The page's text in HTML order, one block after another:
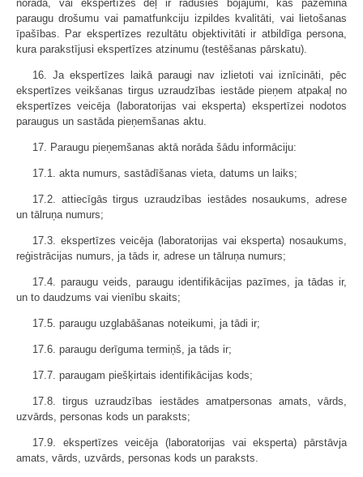
norāda, vai ekspertīzes dēļ ir radušies bojājumi, kas pazemina
paraugu drošumu vai pamatfunkciju izpildes kvalitāti, vai lietošanas
īpašības. Par ekspertīzes rezultātu objektivitāti ir atbildīga persona,
kura parakstījusi ekspertīzes atzinumu (testēšanas pārskatu).
16. Ja ekspertīzes laikā paraugi nav izlietoti vai iznīcināti, pēc
ekspertīzes veikšanas tirgus uzraudzības iestāde pieņem atpakaļ no
ekspertīzes veicēja (laboratorijas vai eksperta) ekspertīzei nodotos
paraugus un sastāda pieņemšanas aktu.
17. Paraugu pieņemšanas aktā norāda šādu informāciju:
17.1. akta numurs, sastādīšanas vieta, datums un laiks;
17.2. attiecīgās tirgus uzraudzības iestādes nosaukums, adrese
un tālruņa numurs;
17.3. ekspertīzes veicēja (laboratorijas vai eksperta) nosaukums,
reģistrācijas numurs, ja tāds ir, adrese un tālruņa numurs;
17.4. paraugu veids, paraugu identifikācijas pazīmes, ja tādas ir,
un to daudzums vai vienību skaits;
17.5. paraugu uzglabāšanas noteikumi, ja tādi ir;
17.6. paraugu derīguma termiņš, ja tāds ir;
17.7. paraugam piešķirtais identifikācijas kods;
17.8. tirgus uzraudzības iestādes amatpersonas amats, vārds,
uzvārds, personas kods un paraksts;
17.9. ekspertīzes veicēja (laboratorijas vai eksperta) pārstāvja
amats, vārds, uzvārds, personas kods un paraksts.